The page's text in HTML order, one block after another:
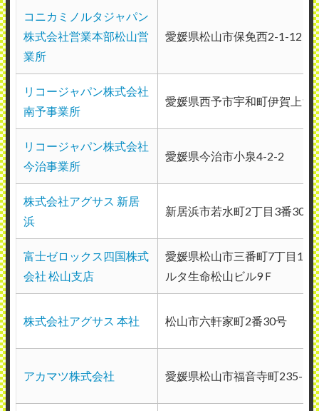
チェックのみですが、故障時にコピー機自
ら通信を行い故障を知らせる仕組みのため
（業種：製造業）
使用メーカー：コニカミノルタ
地域：愛媛県松山市
プリンターの使用頻度が多いため、トナー
が詰まったり、印刷用紙が掠れたりなど多
つけてくれます。また、担当の人がすごく
いい人で、原因等をわかりやすく説明して
コニカミノルタジャパン
株式会社営業本部松山営
業所
愛媛県松山市保免西2-1-12
リコージャパン株式会社
南予事業所
愛媛県西予市宇和町伊賀上
リコージャパン株式会社
今治事業所
愛媛県今治市小泉4-2-2
株式会社アグサス 新居
浜
新居浜市若水町2丁目3番30号
富士ゼロックス四国株式
会社 松山支店
愛媛県松山市三番町7丁目1-
ルタ生命松山ビル9Ｆ
株式会社アグサス 本社 松山市六軒家町2番30号
アカマツ株式会社 愛媛県松山市福音寺町235-1